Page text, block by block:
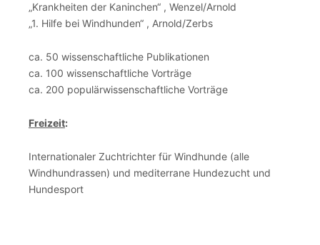
„Krankheiten der Kaninchen“ , Wenzel/Arnold
„1. Hilfe bei Windhunden“ , Arnold/Zerbs
ca. 50 wissenschaftliche Publikationen
ca. 100 wissenschaftliche Vorträge
ca. 200 populärwissenschaftliche Vorträge
Freizeit:
Internationaler Zuchtrichter für Windhunde (alle
Windhundrassen) und mediterrane Hundezucht und
Hundesport